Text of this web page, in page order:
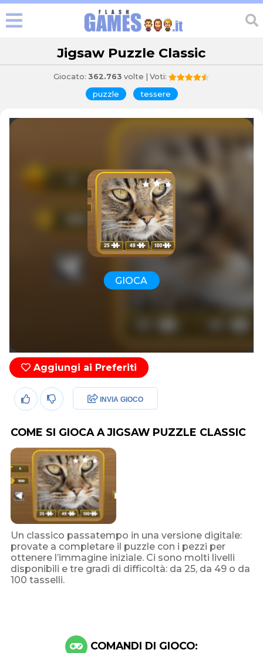
Jigsaw Puzzle Classic
Giocato: 362.763 volte | Voti:
puzzle tessere
GIOCA
Aggiungi ai Preferiti
INVIA GIOCO
COME SI GIOCA A JIGSAW PUZZLE CLASSIC
Un classico passatempo in una versione digitale:
provate a completare il puzzle con i pezzi per
ottenere l’immagine iniziale. Ci sono molti livelli
disponibili e tre gradi di difficoltà: da 25, da 49 o da
100 tasselli.
COMANDI DI GIOCO: